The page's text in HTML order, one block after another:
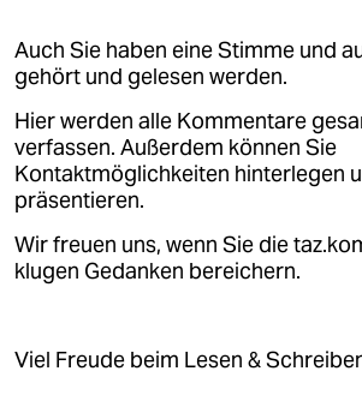
Auch Sie haben eine Stimme und
gehört und gelesen werden.
Hier werden alle Kommentare
verfassen. Außerdem können Sie
Kontaktmöglichkeiten hinterlegen
präsentieren.
Wir freuen uns, wenn Sie die
klugen Gedanken bereichern.
Viel Freude beim Lesen &